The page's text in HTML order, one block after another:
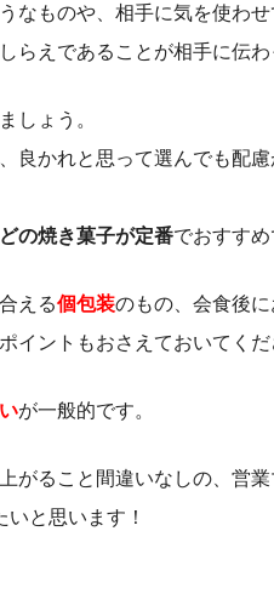
なものや、相手に気を使わ
らえであることが相手に伝わ
しょう。
良かれと思って選んでも配
の焼き菓子が定番でおすすめ
える個包装のもの、会食後
イントもおさえておいてくだ
が一般的です。
がること間違いなしの、営
と思います！